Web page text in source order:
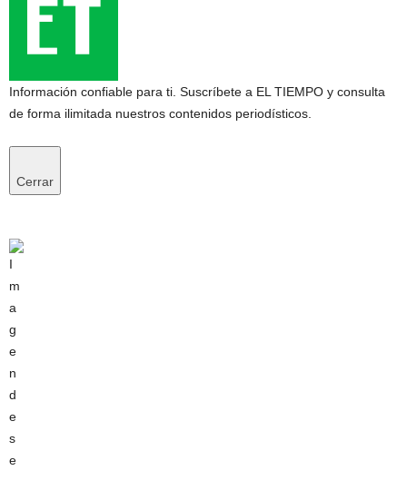
Información confiable para ti. Suscríbete a EL TIEMPO y consulta
de forma ilimitada nuestros contenidos periodísticos.
Cerrar